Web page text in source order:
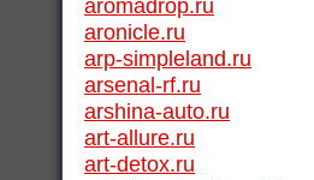
aromadrop.ru
aronicle.ru
arp-simpleland.ru
arsenal-rf.ru
arshina-auto.ru
art-allure.ru
art-detox.ru